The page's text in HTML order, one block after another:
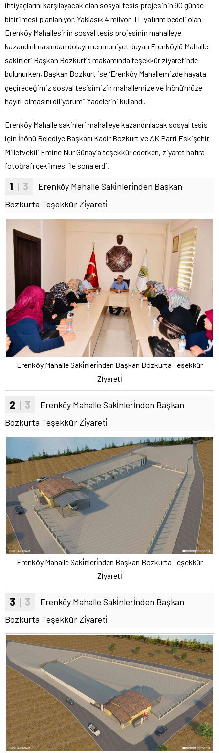
ihtiyaçlarını karşılayacak olan sosyal tesis projesinin 90 günde
bitirilmesi planlanıyor. Yaklaşık 4 milyon TL yatırım bedeli olan
Erenköy Mahallesinin sosyal tesis projesinin mahalleye
kazandırılmasından dolayı memnuniyet duyan Erenköylü Mahalle
sakinleri Başkan Bozkurt’a makamında teşekkür ziyaretinde
bulunurken, Başkan Bozkurt ise ‘’Erenköy Mahallemizde hayata
geçireceğimiz sosyal tesisimizin mahallemize ve İnönü’müze
hayırlı olmasını diliyorum’’ ifadelerini kullandı.
Erenköy Mahalle sakinleri mahalleye kazandırılacak sosyal tesis
için İnönü Belediye Başkanı Kadir Bozkurt ve AK Parti Eskişehir
Milletvekili Emine Nur Günay’a teşekkür ederken, ziyaret hatıra
fotoğrafı çekilmesi ile sona erdi.
1 | 3
Erenköy Mahalle Saki̇nleri̇nden Başkan
Bozkurta Teşekkür Zi̇yareti̇
Erenköy Mahalle Saki̇nleri̇nden Başkan Bozkurta Teşekkür
Zi̇yareti̇
2 | 3
Erenköy Mahalle Saki̇nleri̇nden Başkan
Bozkurta Teşekkür Zi̇yareti̇
Erenköy Mahalle Saki̇nleri̇nden Başkan Bozkurta Teşekkür
Zi̇yareti̇
3 | 3
Erenköy Mahalle Saki̇nleri̇nden Başkan
Bozkurta Teşekkür Zi̇yareti̇